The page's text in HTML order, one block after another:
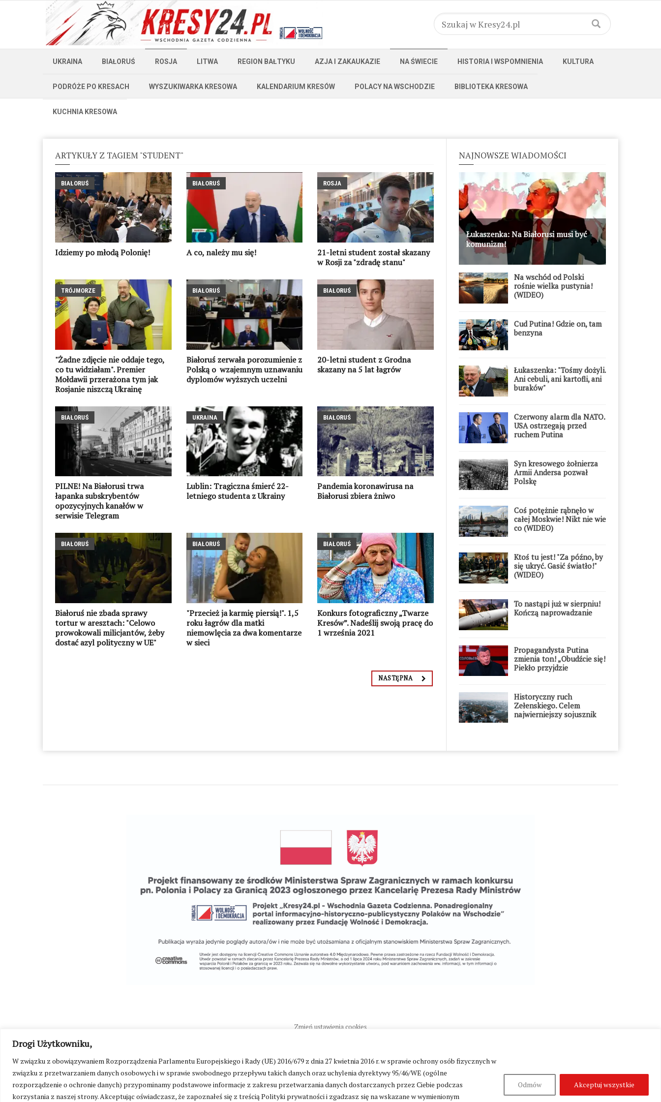
Drogi Użytkowniku,
W związku z obowiązywaniem Rozporządzenia Parlamentu Europejskiego i Rady (UE) 2016/679 z dnia 27 kwietnia 2016 r. w sprawie ochrony osób fizycznych w
związku z przetwarzaniem danych osobowych i w sprawie swobodnego przepływu takich danych oraz uchylenia dyrektywy 95/46/WE (ogólne
rozporządzenie o ochronie danych) przypominamy podstawowe informacje z zakresu przetwarzania danych dostarczanych przez Ciebie podczas
korzystania z naszej strony. Akceptując oświadczasz, że zapoznałeś się z treścią Polityki prywatności i zgadzasz się na wskazane w wymienionym
Odmów Akceptuj wszystkie
UKRAINA BIAŁORUŚ ROSJA LITWA REGION BAŁTYKU AZJA I ZAKAUKAZIE NA ŚWIECIE HISTORIA I WSPOMNIENIA KULTURA
PODRÓŻE PO KRESACH WYSZUKIWARKA KRESOWA KALENDARIUM KRESÓW POLACY NA WSCHODZIE BIBLIOTEKA KRESOWA
KUCHNIA KRESOWA
ARTYKUŁY Z TAGIEM "STUDENT"
BIAŁORUŚ
Idziemy po młodą Polonię!
BIAŁORUŚ
A co, należy mu się!
ROSJA
21-letni student został skazany
w Rosji za "zdradę stanu"
TRÓJMORZE
"Żadne zdjęcie nie oddaje tego,
co tu widziałam". Premier
Mołdawii przerażona tym jak
Rosjanie niszczą Ukrainę
BIAŁORUŚ
Białoruś zerwała porozumienie z
Polską o wzajemnym uznawaniu
dyplomów wyższych uczelni
BIAŁORUŚ
20-letni student z Grodna
skazany na 5 lat łagrów
BIAŁORUŚ
PILNE! Na Białorusi trwa
łapanka subskrybentów
opozycyjnych kanałów w
serwisie Telegram
UKRAINA
Lublin: Tragiczna śmierć 22-
letniego studenta z Ukrainy
BIAŁORUŚ
Pandemia koronawirusa na
Białorusi zbiera żniwo
BIAŁORUŚ
Białoruś nie zbada sprawy
tortur w aresztach: "Celowo
prowokowali milicjantów, żeby
dostać azyl polityczny w UE"
BIAŁORUŚ
"Przecież ja karmię piersią!". 1,5
roku łagrów dla matki
niemowlęcia za dwa komentarze
w sieci
BIAŁORUŚ
Konkurs fotograficzny „Twarze
Kresów”. Nadeślij swoją pracę do
1 września 2021
NASTĘPNA
NAJNOWSZE WIADOMOŚCI
Łukaszenka: Na Białorusi musi być
komunizm!
Na wschód od Polski
rośnie wielka pustynia!
(WIDEO)
Cud Putina! Gdzie on, tam
benzyna
Łukaszenka: "Tośmy dożyli.
Ani cebuli, ani kartofli, ani
buraków"
Czerwony alarm dla NATO.
USA ostrzegają przed
ruchem Putina
Syn kresowego żołnierza
Armii Andersa pozwał
Polskę
Coś potężnie rąbnęło w
całej Moskwie! Nikt nie wie
co (WIDEO)
Ktoś tu jest! "Za późno, by
się ukryć. Gasić światło!"
(WIDEO)
To nastąpi już w sierpniu!
Kończą naprowadzanie
Propagandysta Putina
zmienia ton! „Obudźcie się!
Piekło przyjdzie
Historyczny ruch
Zełenskiego. Celem
najwierniejszy sojusznik
Zmień ustawienia cookies
©Kresy24.pl2026. Wszelkie Prawa Zastrzeżone.O nas i Kontakt|Polityka prywatności Produkcja: